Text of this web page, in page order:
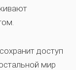
доступ
мир